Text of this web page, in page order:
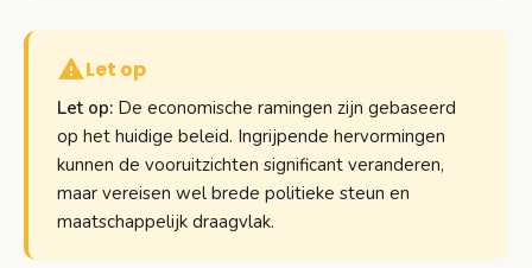
Let op
Let op: De economische ramingen zijn gebaseerd
op het huidige beleid. Ingrijpende hervormingen
kunnen de vooruitzichten significant veranderen,
maar vereisen wel brede politieke steun en
maatschappelijk draagvlak.